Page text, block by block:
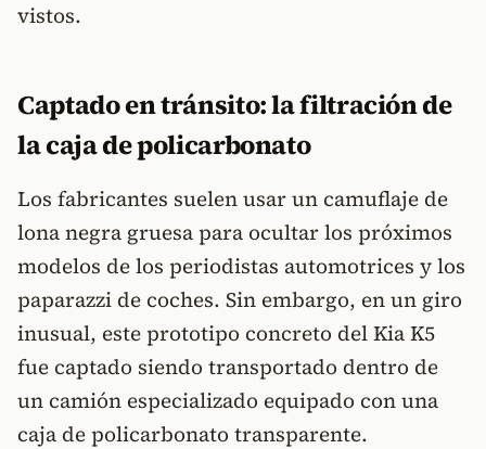
vistos.
Captado en tránsito: la filtración de
la caja de policarbonato
Los fabricantes suelen usar un camuflaje de
lona negra gruesa para ocultar los próximos
modelos de los periodistas automotrices y los
paparazzi de coches. Sin embargo, en un giro
inusual, este prototipo concreto del Kia K5
fue captado siendo transportado dentro de
un camión especializado equipado con una
caja de policarbonato transparente.